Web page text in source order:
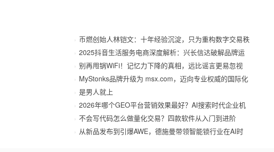
币燃创始人林铠文：十年经验沉淀，只为重构数字交易秩
2025抖音生活服务电商深度解析：兴长信达破解品牌运
别再甩锅WiFi！记忆力下降的真相，远比谣言更易忽视
MyStonks品牌升级为 msx.com，迈向专业权威的国际化
是男人就上
2026年哪个GEO平台营销效果最好？AI搜索时代企业机
不会写代码怎么做量化交易？四款软件从入门到进阶
从新品发布到引爆AWE，德施曼带领智能锁行业在AI时